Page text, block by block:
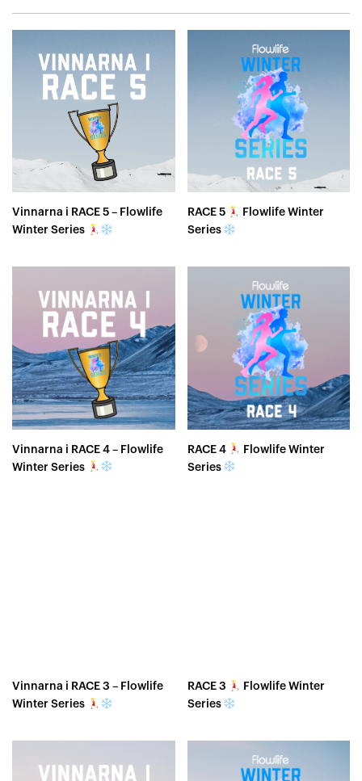
Vinnarna i RACE 5 – Flowlife
Winter Series
RACE 5
Flowlife Winter
Series
Vinnarna i RACE 4 – Flowlife
Winter Series
RACE 4
Flowlife Winter
Series
Vinnarna i RACE 3 – Flowlife
Winter Series
RACE 3
Flowlife Winter
Series